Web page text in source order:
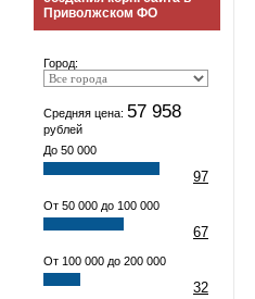
Приволжском ФО
Город:
Средняя цена: 57 958
рублей
До 50 000
97
От 50 000 до 100 000
67
От 100 000 до 200 000
32